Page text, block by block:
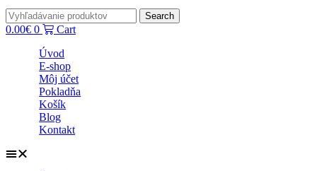
Search
0.00€ 0
Cart
Úvod
E-shop
Môj účet
Pokladňa
Košík
Blog
Kontakt